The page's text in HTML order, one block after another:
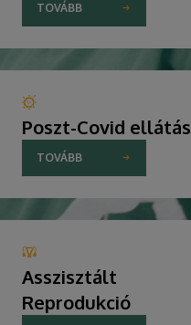
TOVÁBB
Poszt-Covid ellátás
TOVÁBB
Asszisztált
Reprodukció